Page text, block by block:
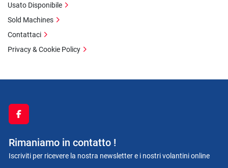
facebook
Rimaniamo in contatto !
Iscriviti per ricevere la nostra newsletter e i nostri volantini online
Usato Disponibile
Sold Machines
Contattaci
Privacy & Cookie Policy